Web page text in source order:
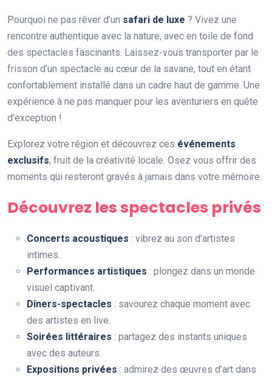
Pourquoi ne pas rêver d’un safari de luxe ? Vivez une
rencontre authentique avec la nature, avec en toile de fond
des spectacles fascinants. Laissez-vous transporter par le
frisson d’un spectacle au cœur de la savane, tout en étant
confortablement installé dans un cadre haut de gamme. Une
expérience à ne pas manquer pour les aventuriers en quête
d’exception !
Explorez votre région et découvrez ces événements
exclusifs, fruit de la créativité locale. Osez vous offrir des
moments qui resteront gravés à jamais dans votre mémoire.
Découvrez les spectacles privés
Concerts acoustiques : vibrez au son d’artistes
intimes.
Performances artistiques : plongez dans un monde
visuel captivant.
Dîners-spectacles : savourez chaque moment avec
des artistes en live.
Soirées littéraires : partagez des instants uniques
avec des auteurs.
Expositions privées : admirez des œuvres d’art dans